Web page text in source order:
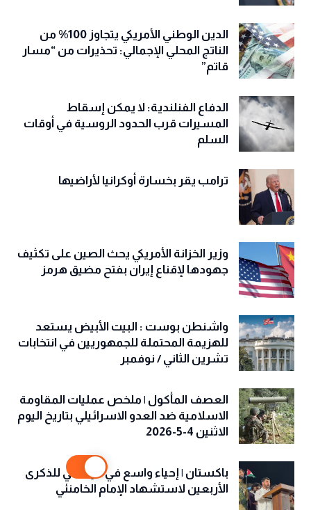
الدين الوطني الأمريكي يتجاوز 100% من
الناتج المحلي الإجمالي: تحذيرات من “مسار
قاتم”
الدفاع الفنلندية: لا يمكن إسقاط
المسيرات قرب الحدود الروسية في أوقات
السلم
ترامب يقر بخسارة أوكرانيا لأراضيها
وزير الخزانة الأمريكي يحث الصين على تكثيف
جهودها لإقناع إيران بفتح مضيق هرمز
واشنطن بوست : البيت الأبيض يستعد
للهزيمة المحتملة للجمهوريين في انتخابات
تشرين الثاني / نوفمبر
العصف المأكول | ملخص عمليات المقاومة
الاسلامية ضد العدو الاسرائيلي بتاريخ اليوم
الاثنين 4-5-2026
باكستان | إحياء واسع في كراتشي للذكرى
الأربعين لاستشهاد الإمام الخامنئي